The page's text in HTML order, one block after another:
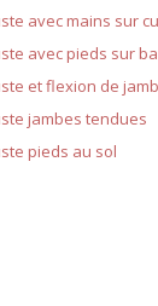
avec mains sur
avec pieds sur
et flexion de
jambes tendues
pieds au sol